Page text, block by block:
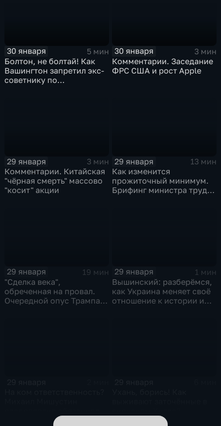
30 января
5 мин
Болтон, не болтай! Как
Вашингтон запретил экс-
советнику по
30 января
3 мин
Комментарии. Заседание
ФРС США и рост Apple
29 января
3 мин
Комментарии. Китайская
"чёрная смерть" массово
"косит" акции
29 января
13 мин
Как изменится
прожиточный минимум.
Брифинг министра труда
29 января
19 мин
"Сделка века",
обреченная на провал.
Очередной опус Трампа.
29 января
1 мин
Вышинский: разберёмся,
как Украина меняет своё
отношение к истории и
вице-премьеров